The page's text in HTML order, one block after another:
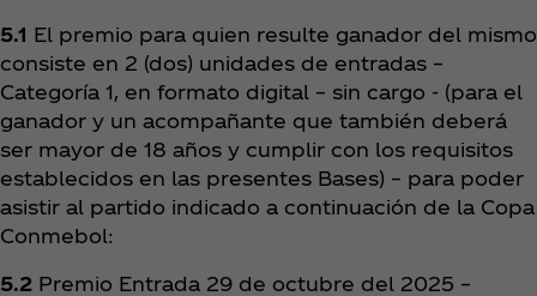
5.1 El premio para quien resulte ganador del mismo
consiste en 2 (dos) unidades de entradas –
Categoría 1, en formato digital – sin cargo - (para el
ganador y un acompañante que también deberá
ser mayor de 18 años y cumplir con los requisitos
establecidos en las presentes Bases) – para poder
asistir al partido indicado a continuación de la Copa
Conmebol:
5.2 Premio Entrada 29 de octubre del 2025 –